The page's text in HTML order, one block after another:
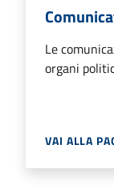
Le
organi
VAI ALLA